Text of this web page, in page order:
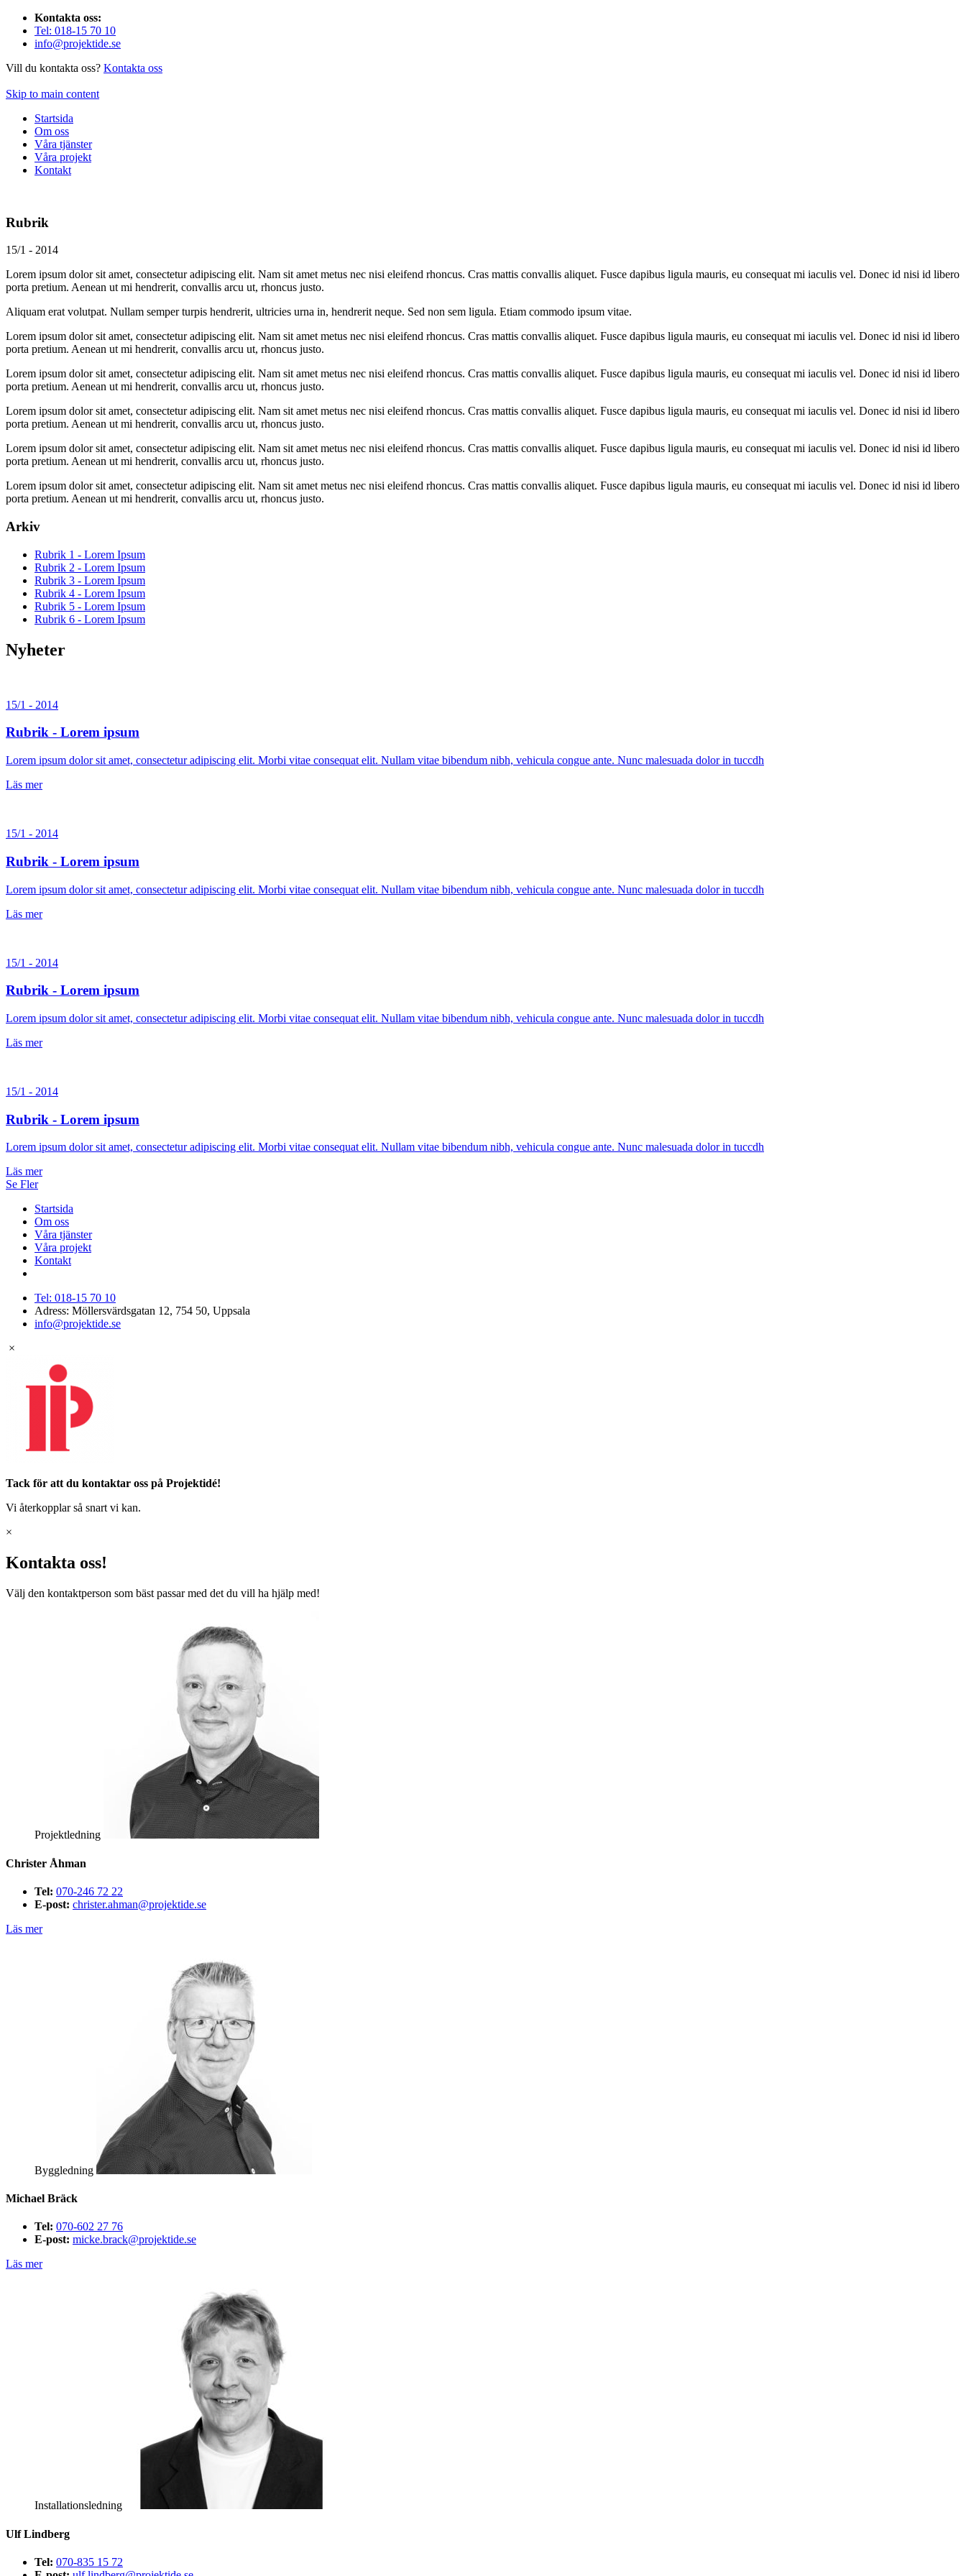
Kontakta oss:
Tel: 018-15 70 10
info@projektide.se
Vill du kontakta oss? Kontakta oss
Skip to main content
Startsida
Om oss
Våra tjänster
Våra projekt
Kontakt
Rubrik
15/1 - 2014
Lorem ipsum dolor sit amet, consectetur adipiscing elit. Nam sit amet metus nec nisi eleifend rhoncus. Cras mattis convallis aliquet. Fusce dapibus ligula mauris, eu consequat mi iaculis vel. Donec id nisi id libero
porta pretium. Aenean ut mi hendrerit, convallis arcu ut, rhoncus justo.
Aliquam erat volutpat. Nullam semper turpis hendrerit, ultricies urna in, hendrerit neque. Sed non sem ligula. Etiam commodo ipsum vitae.
Lorem ipsum dolor sit amet, consectetur adipiscing elit. Nam sit amet metus nec nisi eleifend rhoncus. Cras mattis convallis aliquet. Fusce dapibus ligula mauris, eu consequat mi iaculis vel. Donec id nisi id libero
porta pretium. Aenean ut mi hendrerit, convallis arcu ut, rhoncus justo.
Lorem ipsum dolor sit amet, consectetur adipiscing elit. Nam sit amet metus nec nisi eleifend rhoncus. Cras mattis convallis aliquet. Fusce dapibus ligula mauris, eu consequat mi iaculis vel. Donec id nisi id libero
porta pretium. Aenean ut mi hendrerit, convallis arcu ut, rhoncus justo.
Lorem ipsum dolor sit amet, consectetur adipiscing elit. Nam sit amet metus nec nisi eleifend rhoncus. Cras mattis convallis aliquet. Fusce dapibus ligula mauris, eu consequat mi iaculis vel. Donec id nisi id libero
porta pretium. Aenean ut mi hendrerit, convallis arcu ut, rhoncus justo.
Lorem ipsum dolor sit amet, consectetur adipiscing elit. Nam sit amet metus nec nisi eleifend rhoncus. Cras mattis convallis aliquet. Fusce dapibus ligula mauris, eu consequat mi iaculis vel. Donec id nisi id libero
porta pretium. Aenean ut mi hendrerit, convallis arcu ut, rhoncus justo.
Lorem ipsum dolor sit amet, consectetur adipiscing elit. Nam sit amet metus nec nisi eleifend rhoncus. Cras mattis convallis aliquet. Fusce dapibus ligula mauris, eu consequat mi iaculis vel. Donec id nisi id libero
porta pretium. Aenean ut mi hendrerit, convallis arcu ut, rhoncus justo.
Arkiv
Rubrik 1 - Lorem Ipsum
Rubrik 2 - Lorem Ipsum
Rubrik 3 - Lorem Ipsum
Rubrik 4 - Lorem Ipsum
Rubrik 5 - Lorem Ipsum
Rubrik 6 - Lorem Ipsum
Nyheter
15/1 - 2014
Rubrik - Lorem ipsum
Lorem ipsum dolor sit amet, consectetur adipiscing elit. Morbi vitae consequat elit. Nullam vitae bibendum nibh, vehicula congue ante. Nunc malesuada dolor in tuccdh
Läs mer
15/1 - 2014
Rubrik - Lorem ipsum
Lorem ipsum dolor sit amet, consectetur adipiscing elit. Morbi vitae consequat elit. Nullam vitae bibendum nibh, vehicula congue ante. Nunc malesuada dolor in tuccdh
Läs mer
15/1 - 2014
Rubrik - Lorem ipsum
Lorem ipsum dolor sit amet, consectetur adipiscing elit. Morbi vitae consequat elit. Nullam vitae bibendum nibh, vehicula congue ante. Nunc malesuada dolor in tuccdh
Läs mer
15/1 - 2014
Rubrik - Lorem ipsum
Lorem ipsum dolor sit amet, consectetur adipiscing elit. Morbi vitae consequat elit. Nullam vitae bibendum nibh, vehicula congue ante. Nunc malesuada dolor in tuccdh
Läs mer
Se Fler
Startsida
Om oss
Våra tjänster
Våra projekt
Kontakt
Tel: 018-15 70 10
Adress: Möllersvärdsgatan 12, 754 50, Uppsala
info@projektide.se
×
Tack för att du kontaktar oss på Projektidé!
Vi återkopplar så snart vi kan.
×
Kontakta oss!
Välj den kontaktperson som bäst passar med det du vill ha hjälp med!
Projektledning
Christer Åhman
Tel: 070-246 72 22
E-post: christer.ahman@projektide.se
Läs mer
Byggledning
Michael Bräck
Tel: 070-602 27 76
E-post: micke.brack@projektide.se
Läs mer
Installationsledning
Ulf Lindberg
Tel: 070-835 15 72